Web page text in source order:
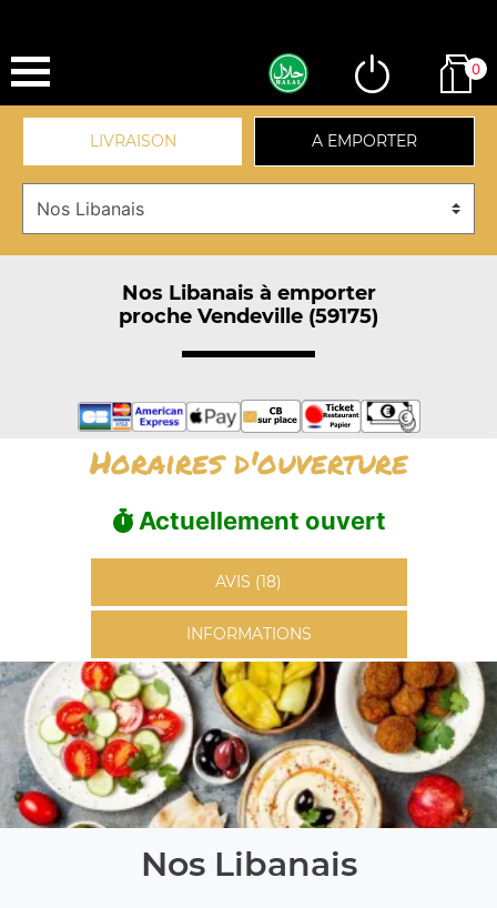
0
LIVRAISON A EMPORTER
Nos Libanais à emporter
proche Vendeville (59175)
Horaires d'ouverture
Actuellement ouvert
AVIS (18)
INFORMATIONS
Nos Libanais